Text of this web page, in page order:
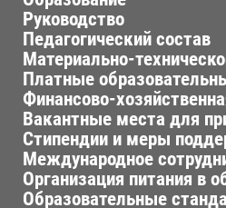
Руководство
Педагогический состав
Материально-
Платные
Финансово-
Вакантные места для
Стипендии и меры
Международное
Организация питания в
Образовательные